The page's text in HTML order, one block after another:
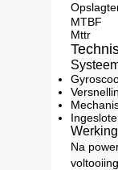
MTBF
Mttr
Na
voltooiing.